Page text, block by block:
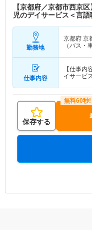
【京都府／京都市西京
児のデイサービス＜言語
勤務地
京都府 京
（バス・
仕事内容
【仕事内
イサービ
保存する